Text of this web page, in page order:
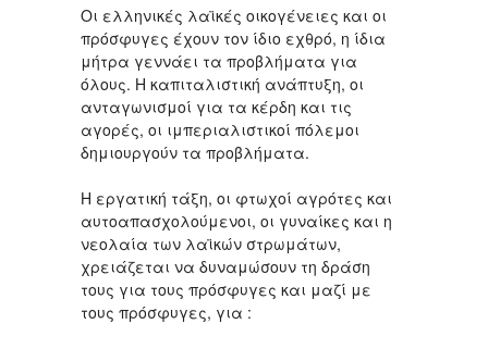
Οι ελληνικές λαϊκές οικογένειες και οι
πρόσφυγες έχουν τον ίδιο εχθρό, η ίδια
μήτρα γεννάει τα προβλήματα για
όλους. Η καπιταλιστική ανάπτυξη, οι
ανταγωνισμοί για τα κέρδη και τις
αγορές, οι ιμπεριαλιστικοί πόλεμοι
δημιουργούν τα προβλήματα.
Η εργατική τάξη, οι φτωχοί αγρότες και
αυτοαπασχολούμενοι, οι γυναίκες και η
νεολαία των λαϊκών στρωμάτων,
χρειάζεται να δυναμώσουν τη δράση
τους για τους πρόσφυγες και μαζί με
τους πρόσφυγες, για :